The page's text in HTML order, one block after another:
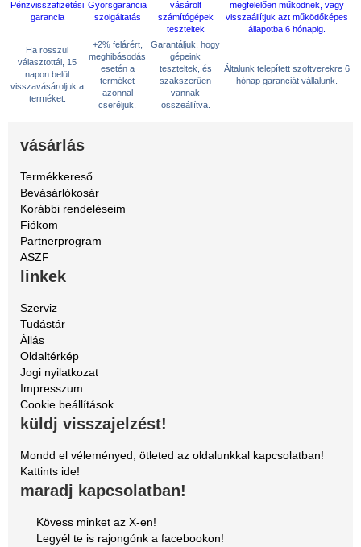
Ha rosszul
választottál, 15
napon belül
visszavásároljuk a
terméket.
+2% felárért,
meghibásodás
esetén a
terméket
azonnal
cseréljük.
Garantáljuk, hogy
gépeink
teszteltek, és
szakszerűen
vannak
összeállítva.
Általunk telepített szoftverekre 6
hónap garanciát vállalunk.
vásárlás
Termékkereső
Bevásárlókosár
Korábbi rendeléseim
Fiókom
Partnerprogram
ASZF
linkek
Szerviz
Tudástár
Állás
Oldaltérkép
Jogi nyilatkozat
Impresszum
Cookie beállítások
küldj visszajelzést!
Mondd el véleményed, ötleted az oldalunkkal kapcsolatban!
Kattints ide!
maradj kapcsolatban!
Kövess minket az X-en!
Legyél te is rajongónk a facebookon!